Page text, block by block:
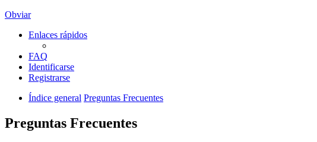
Obviar
Enlaces rápidos
FAQ
Identificarse
Registrarse
Índice general Preguntas Frecuentes
Preguntas Frecuentes